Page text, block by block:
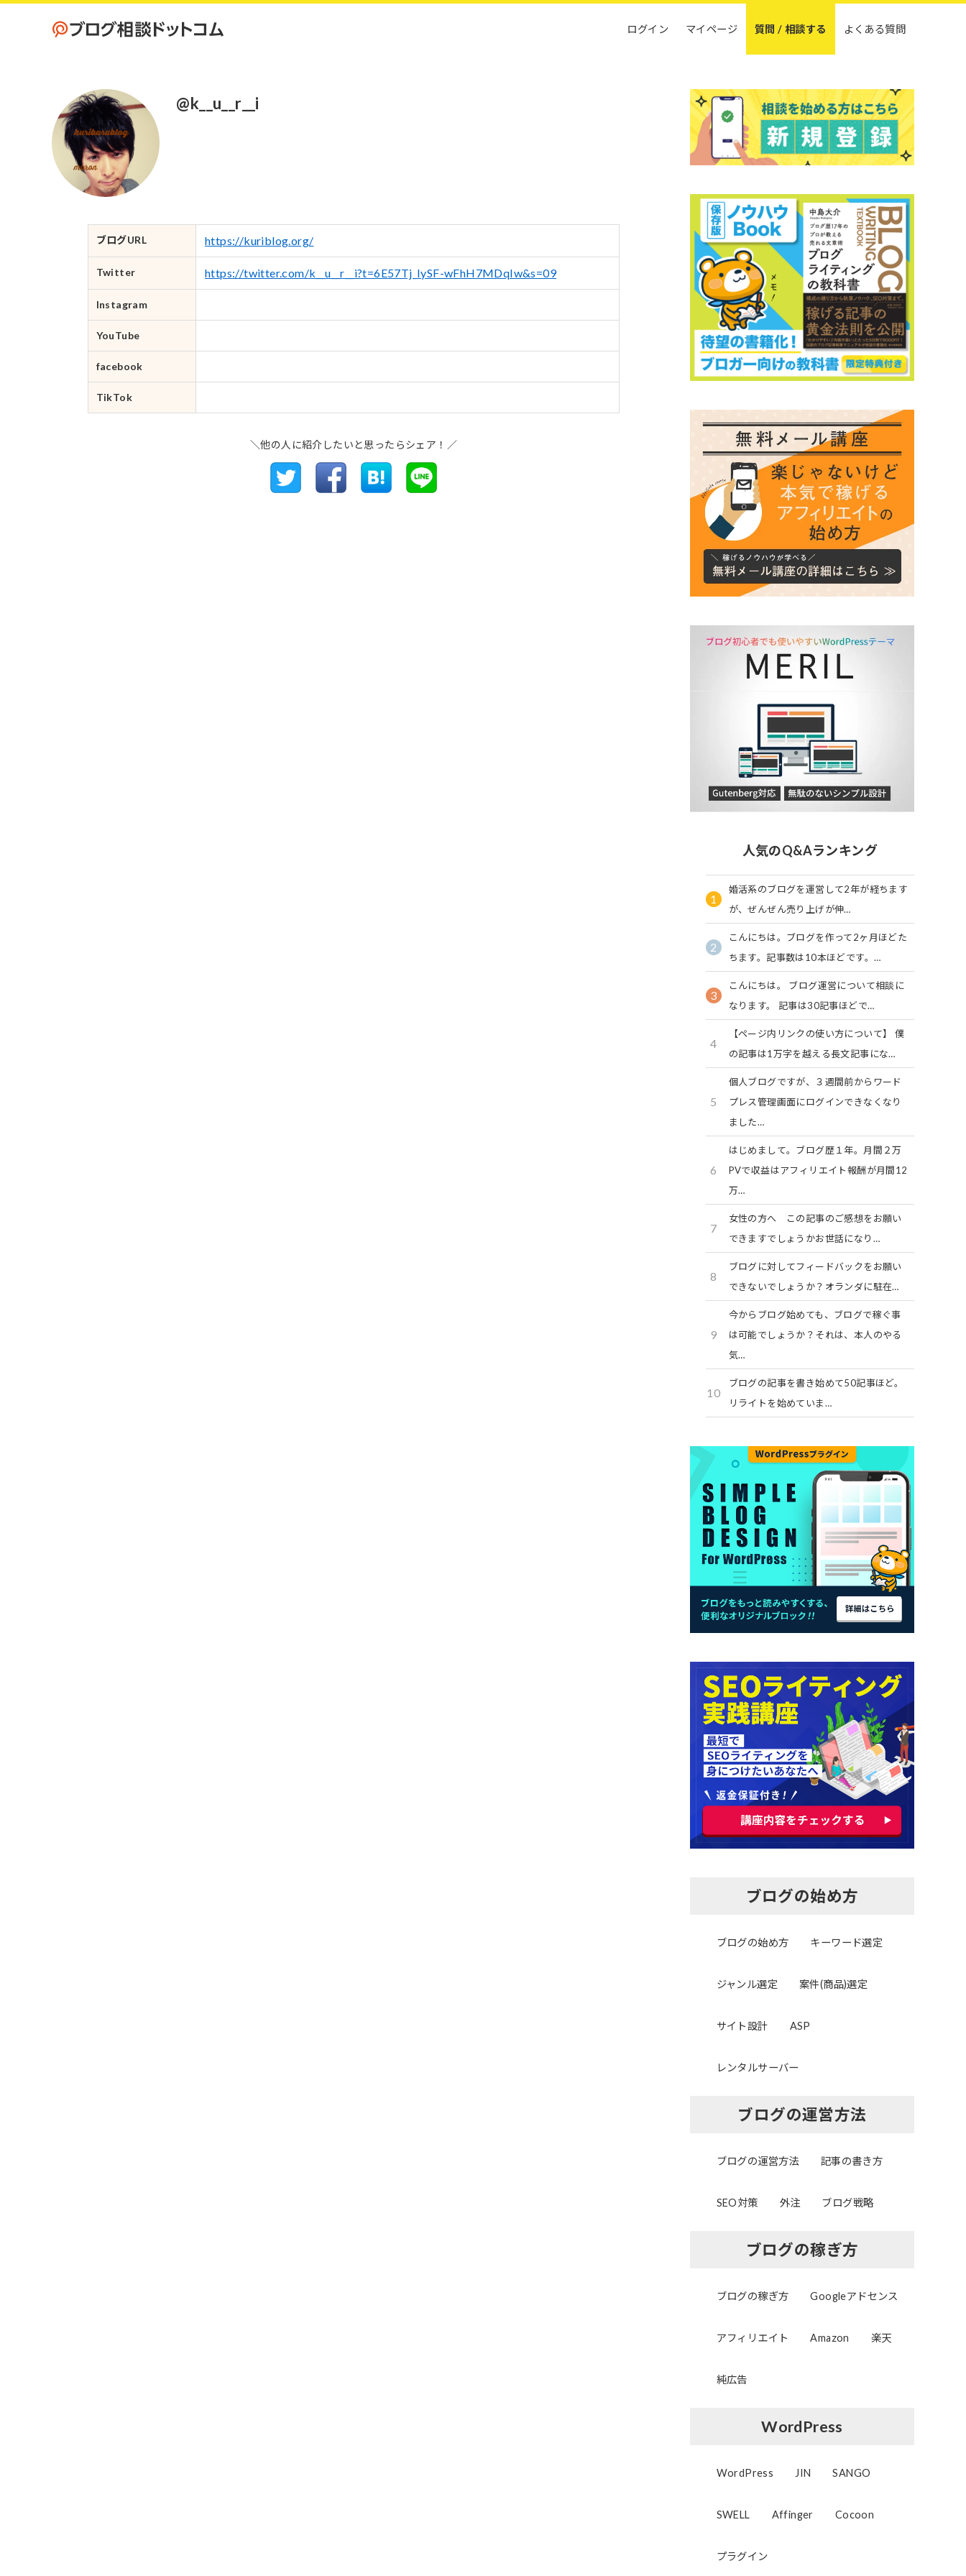
ログイン マイページ 質問 / 相談する よくある質問
@k__u__r__i
ブログURL https://kuriblog.org/
Twitter https://twitter.com/k__u__r__i?t=6E57Tj_IySF-wFhH7MDqIw&s=09
Instagram
YouTube
facebook
TikTok
＼他の人に紹介したいと思ったらシェア！／
人気のQ&Aランキング
1
婚活系のブログを運営して2年が経ちます
が、ぜんぜん売り上げが伸…
2
こんにちは。ブログを作って2ヶ月ほどた
ちます。記事数は10本ほどです。…
3
こんにちは。 ブログ運営について相談に
なります。 記事は30記事ほどで…
4
【ページ内リンクの使い方について】 僕
の記事は1万字を越える長文記事にな…
5
個人ブログですが、３週間前からワード
プレス管理画面にログインできなくなり
ました…
6
はじめまして。ブログ歴１年。月間２万
PVで収益はアフィリエイト報酬が月間12
万…
7
女性の方へ この記事のご感想をお願い
できますでしょうかお世話になり…
8
ブログに対してフィードバックをお願い
できないでしょうか？オランダに駐在…
9
今からブログ始めても、ブログで稼ぐ事
は可能でしょうか？それは、本人のやる
気…
10
ブログの記事を書き始めて50記事ほど。
リライトを始めていま…
ブログの始め方
ブログの始め方 キーワード選定
ジャンル選定 案件(商品)選定
サイト設計 ASP
レンタルサーバー
ブログの運営方法
ブログの運営方法 記事の書き方
SEO対策 外注 ブログ戦略
ブログの稼ぎ方
ブログの稼ぎ方 Googleアドセンス
アフィリエイト Amazon 楽天
純広告
WordPress
WordPress JIN SANGO
SWELL Affinger Cocoon
プラグイン